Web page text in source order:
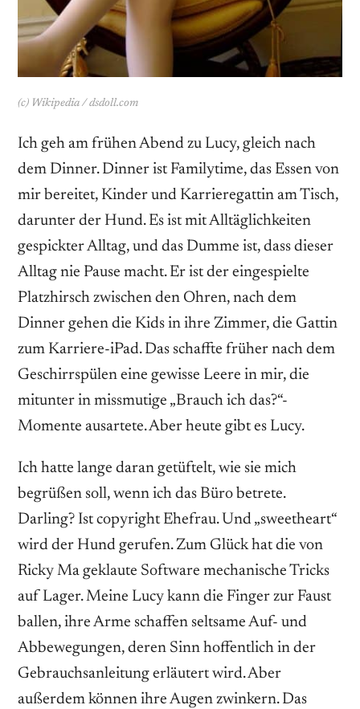
(c) Wikipedia / dsdoll.com
Ich geh am frühen Abend zu Lucy, gleich nach
dem Dinner. Dinner ist Familytime, das Essen von
mir bereitet, Kinder und Karrieregattin am Tisch,
darunter der Hund. Es ist mit Alltäglichkeiten
gespickter Alltag, und das Dumme ist, dass dieser
Alltag nie Pause macht. Er ist der eingespielte
Platzhirsch zwischen den Ohren, nach dem
Dinner gehen die Kids in ihre Zimmer, die Gattin
zum Karriere-iPad. Das schaffte früher nach dem
Geschirrspülen eine gewisse Leere in mir, die
mitunter in missmutige „Brauch ich das?“-
Momente ausartete. Aber heute gibt es Lucy.
Ich hatte lange daran getüftelt, wie sie mich
begrüßen soll, wenn ich das Büro betrete.
Darling? Ist copyright Ehefrau. Und „sweetheart“
wird der Hund gerufen. Zum Glück hat die von
Ricky Ma geklaute Software mechanische Tricks
auf Lager. Meine Lucy kann die Finger zur Faust
ballen, ihre Arme schaffen seltsame Auf- und
Abbewegungen, deren Sinn hoffentlich in der
Gebrauchsanleitung erläutert wird. Aber
außerdem können ihre Augen zwinkern. Das